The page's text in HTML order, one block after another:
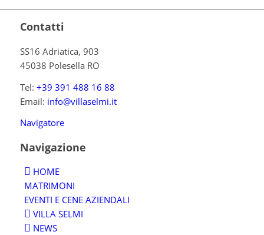
Contatti
SS16 Adriatica, 903
45038 Polesella RO
Tel: +39 391 488 16 88
Email: info@villaselmi.it
Navigatore
Navigazione
HOME
MATRIMONI
EVENTI E CENE AZIENDALI
VILLA SELMI
NEWS